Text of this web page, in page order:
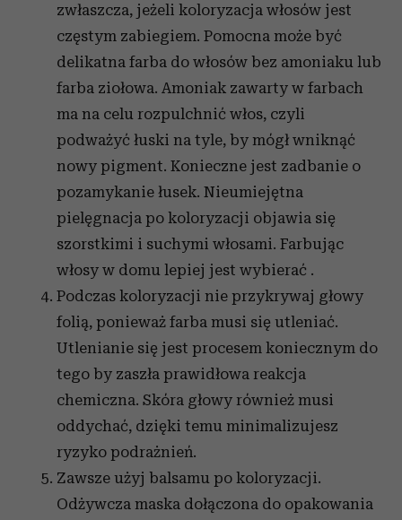
zwłaszcza, jeżeli koloryzacja włosów jest
częstym zabiegiem. Pomocna może być
delikatna farba do włosów bez amoniaku lub
farba ziołowa. Amoniak zawarty w farbach
ma na celu rozpulchnić włos, czyli
podważyć łuski na tyle, by mógł wniknąć
nowy pigment. Konieczne jest zadbanie o
pozamykanie łusek. Nieumiejętna
pielęgnacja po koloryzacji objawia się
szorstkimi i suchymi włosami. Farbując
włosy w domu lepiej jest wybierać .
Podczas koloryzacji nie przykrywaj głowy
folią, ponieważ farba musi się utleniać.
Utlenianie się jest procesem koniecznym do
tego by zaszła prawidłowa reakcja
chemiczna. Skóra głowy również musi
oddychać, dzięki temu minimalizujesz
ryzyko podrażnień.
Zawsze użyj balsamu po koloryzacji.
Odżywcza maska dołączona do opakowania